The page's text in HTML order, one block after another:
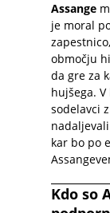
Assange
je moral
območju
da gre za
hujšega.
sodelavci
kar bo po
Kdo so